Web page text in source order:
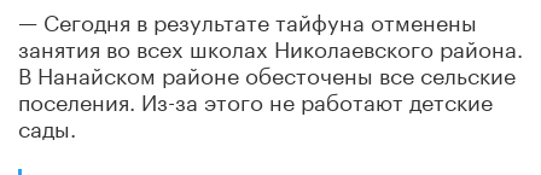
— Сегодня в результате тайфуна отменены
занятия во всех школах Николаевского района.
В Нанайском районе обесточены все сельские
поселения. Из-за этого не работают детские
сады.